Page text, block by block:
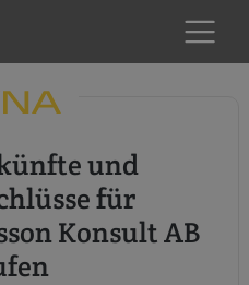
für
Konsult AB